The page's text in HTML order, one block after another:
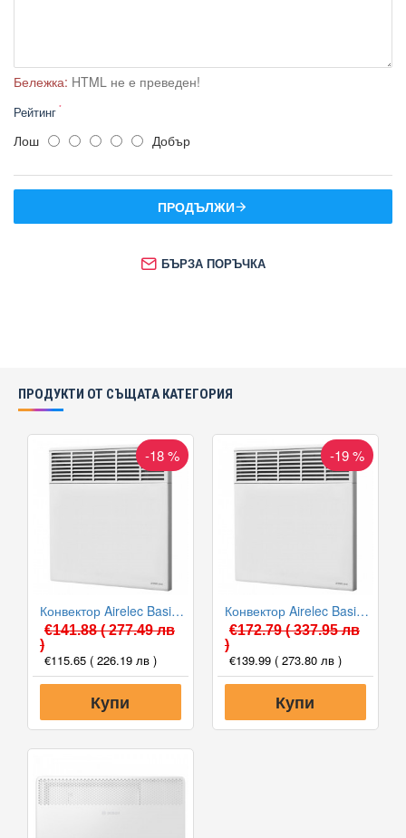
Индикатор за отопление.
Бележка: HTML не е преведен!
Рейтинг
Лош Добър
ПРОДЪЛЖИ
БЪРЗА ПОРЪЧКА
ПРОДУКТИ ОТ СЪЩАТА КАТЕГОРИЯ
-18 %
Конвектор Airelec Basic Pro 1500W, Електронен термостат
€141.88( 277.49 лв
)
€115.65 ( 226.19 лв )
Купи
-19 %
Конвектор Airelec Basic Pro 2500W, Електронен термостат
€172.79( 337.95 лв
)
€139.99 ( 273.80 лв )
Купи